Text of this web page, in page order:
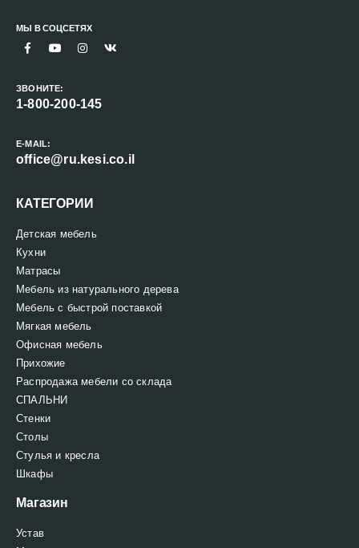
МЫ В СОЦСЕТЯХ
ЗВОНИТЕ:
1-800-200-145
E-MAIL:
office@ru.kesi.co.il
КАТЕГОРИИ
Детская мебель
Кухни
Матрасы
Мебель из натурального дерева
Мебель с быстрой поставкой
Мягкая мебель
Офисная мебель
Прихожие
Распродажа мебели со склада
СПАЛЬНИ
Стенки
Столы
Стулья и кресла
Шкафы
Магазин
Устав